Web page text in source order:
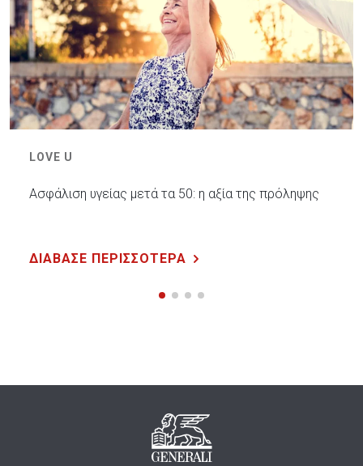
LOVE U
Ασφάλιση υγείας μετά τα 50: η αξία της πρόληψης
ΔΙΑΒΑΣΕ ΠΕΡΙΣΣΟΤΕΡΑ